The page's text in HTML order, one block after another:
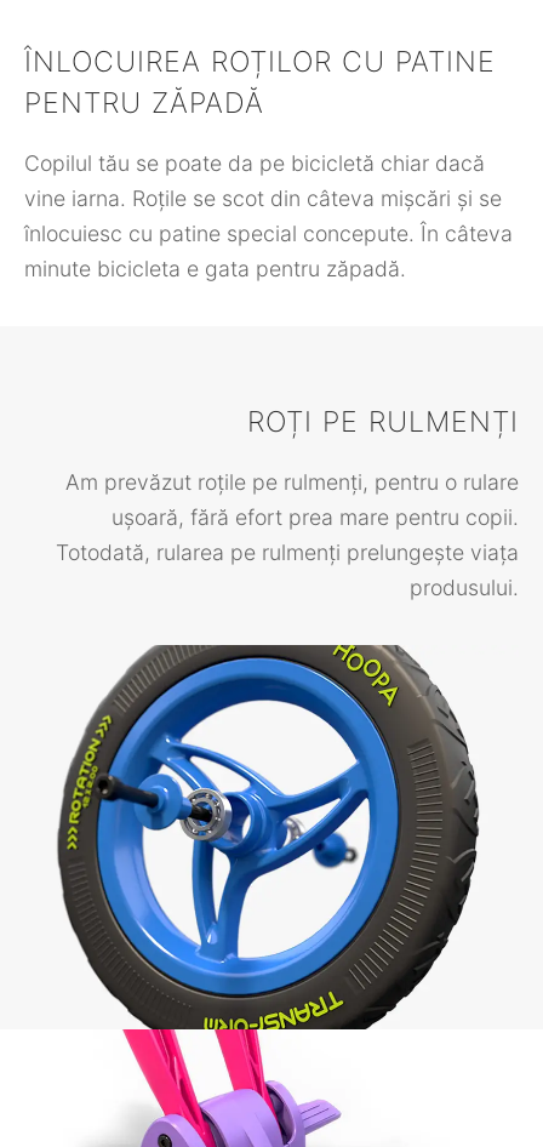
ÎNLOCUIREA ROȚILOR CU PATINE
PENTRU ZĂPADĂ
Copilul tău se poate da pe bicicletă chiar dacă
vine iarna. Roțile se scot din câteva mișcări și se
înlocuiesc cu patine special concepute. În câteva
minute bicicleta e gata pentru zăpadă.
ROȚI PE RULMENȚI
Am prevăzut roțile pe rulmenți, pentru o rulare
ușoară, fără efort prea mare pentru copii.
Totodată, rularea pe rulmenți prelungește viața
produsului.